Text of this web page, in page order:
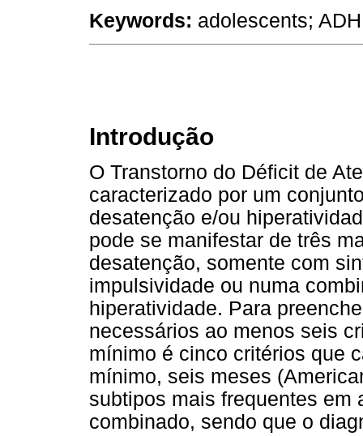
Keywords: adolescents;
Introdução
O Transtorno do Déficit de
caracterizado por um
desatenção e/ou
pode se manifestar de três
desatenção, somente com
impulsividade ou numa
hiperatividade. Para
necessários ao menos seis
mínimo é cinco critérios que
mínimo, seis meses
subtipos mais frequentes em
combinado, sendo que o